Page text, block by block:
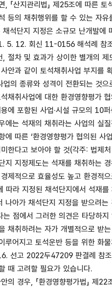
, 「산지관리법」 제25조에 따른
등의 채취행위를 할 수 있는 자
석단지 지정은 소규모 난개발에
5. 12. 회신 11-0156 해석례 참조
, 절차 및 효과가 상이한 별개의 제
안과 같이 토석채취사업 부지를
업의 종류와 성격이 전환되는 것
채취사업에 대한 환경영향평가
에 포함된 사업·시설 규모의 10
에는 석재의 채취라는 사업의 실
에 따른 ‘환경영향평가 협의된 사
한다고 보아야 할 것(각주: 법
지 지정제도는 석재를 채취하는
제적으로 효율성도 높고 환경적
따라 지정된 채석단지에서 석재
나아가 채석단지 지정을 받으려
는 점에서 그러한 의견은 타당하지
채취하려는 자가 개별적으로 받
루어지고 토석운반 등을 위한 화
선고 2022두47209 판결례 참조
때 고려할 필요가 있습니다.
의 경우, 「환경영향평가법」 제